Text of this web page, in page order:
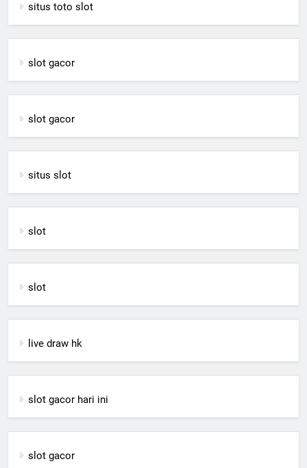
situs toto slot
slot gacor
slot gacor
situs slot
slot
slot
live draw hk
slot gacor hari ini
slot gacor